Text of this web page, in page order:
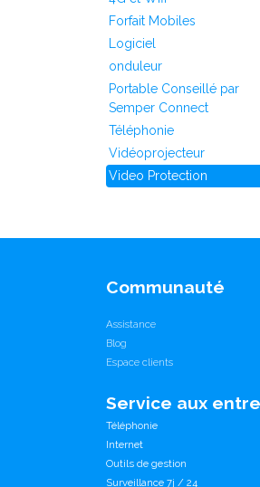
Forfait Mobiles
Logiciel
onduleur
Portable Conseillé par
Semper Connect
Téléphonie
Vidéoprojecteur
Video Protection
Communauté
Assistance
Blog
Espace clients
Service aux
Téléphonie
Internet
Outils de gestion
Surveillance 7j / 24